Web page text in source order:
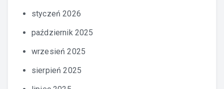
styczeń 2026
październik 2025
wrzesień 2025
sierpień 2025